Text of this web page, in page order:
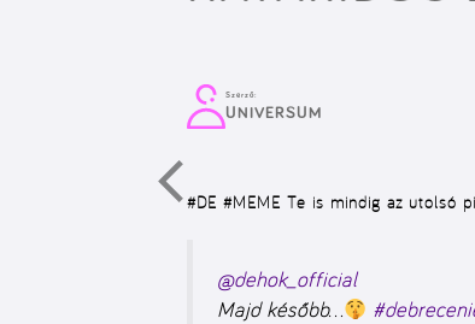
Szerző:
UNIVERSUM
#DE #MEME Te is mindig az utolsó
@dehok_official
Majd később…